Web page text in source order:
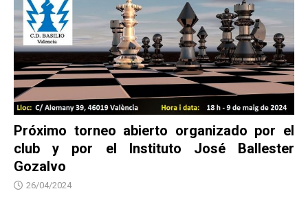
Próximo torneo abierto organizado por el
club y por el Instituto José Ballester
Gozalvo
26/04/2024